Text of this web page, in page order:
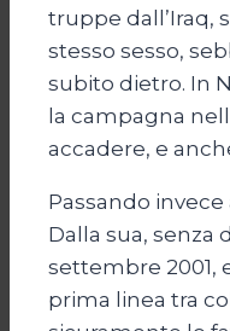
truppe dall’Iraq,
stesso sesso,
subito dietro. In
la campagna
accadere, e
Passando
Dalla sua, senza
settembre 2001,
prima linea tra